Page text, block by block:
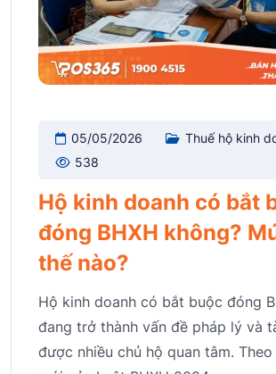
05/05/2026
Thuế hộ kinh
538
Hộ kinh doanh có bắt
đóng BHXH không?
thế nào?
Hộ kinh doanh có bắt buộc đóng
đang trở thành vấn đề pháp lý và
được nhiều chủ hộ quan tâm.